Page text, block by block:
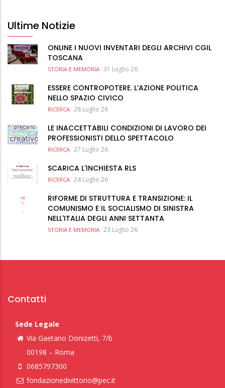
Ultime Notizie
ONLINE I NUOVI INVENTARI DEGLI ARCHIVI CGIL
TOSCANA
STORIA E MEMORIA 31 Luglio 26
ESSERE CONTROPOTERE. L’AZIONE POLITICA
NELLO SPAZIO CIVICO
RICERCA 28 Luglio 26
LE INACCETTABILI CONDIZIONI DI LAVORO DEI
PROFESSIONISTI DELLO SPETTACOLO
RICERCA 27 Luglio 26
SCARICA L'INCHIESTA RLS
RICERCA 24 Luglio 26
RIFORME DI STRUTTURA E TRANSIZIONE: IL
COMUNISMO E IL SOCIALISMO DI SINISTRA
NELL'ITALIA DEGLI ANNI SETTANTA
STORIA E MEMORIA 23 Luglio 26
Contatti
Sede Legale
Via Gaetano Donizetti, 7/b
00198 – Roma
0685797300
fondazionedivittorio@pec.it